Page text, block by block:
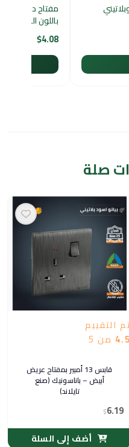
باللون الذهبي
$4.08
صلة
تم التقييم
4.5 من 5
قابس 13 أمبير بمفتاح عريض
أبيض – باناسونيك (صنع
تايلاند)
$6.19
أضف إلى السلة